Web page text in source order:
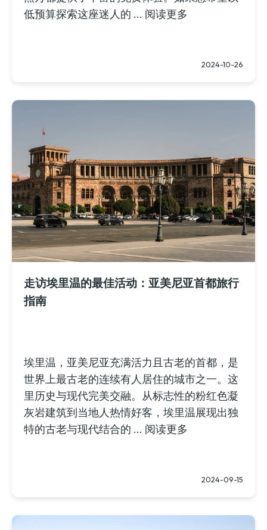
低预算探索这座迷人的 ... 阅读更多
2024-10-26
走访埃里温的最佳活动：亚美尼亚首都旅行
指南
埃里温，亚美尼亚充满活力且古老的首都，是
世界上最古老的连续有人居住的城市之一。这
里历史与现代完美交融。从标志性的粉红色凝
灰岩建筑到当地人热情好客，埃里温展现出独
特的古老与现代结合的 ... 阅读更多
2024-09-15